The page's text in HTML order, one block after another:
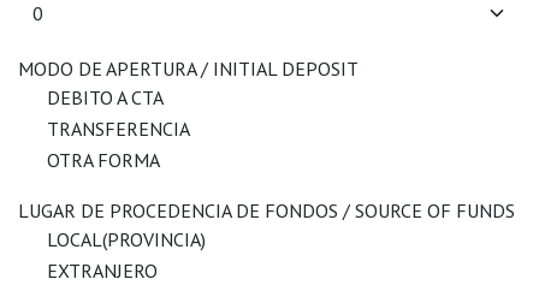
MODO DE APERTURA / INITIAL DEPOSIT
DEBITO A CTA
TRANSFERENCIA
OTRA FORMA
LUGAR DE PROCEDENCIA DE FONDOS / SOURCE OF FUNDS
LOCAL(PROVINCIA)
EXTRANJERO